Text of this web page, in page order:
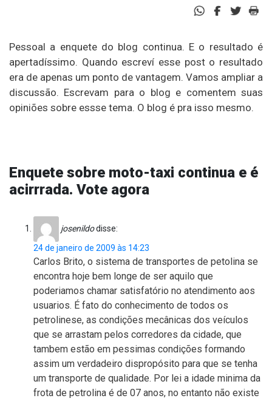
Pessoal a enquete do blog continua. E o resultado é
apertadíssimo. Quando escreví esse post o resultado
era de apenas um ponto de vantagem. Vamos ampliar a
discussão. Escrevam para o blog e comentem suas
opiniões sobre essse tema. O blog é pra isso mesmo.
Enquete sobre moto-taxi continua e é
acirrrada. Vote agora
josenildodisse:
24 de janeiro de 2009 às 14:23
Carlos Brito, o sistema de transportes de petolina se
encontra hoje bem longe de ser aquilo que
poderiamos chamar satisfatório no atendimento aos
usuarios. É fato do conhecimento de todos os
petrolinese, as condições mecânicas dos veículos
que se arrastam pelos corredores da cidade, que
tambem estão em pessimas condições formando
assim um verdadeiro dispropósito para que se tenha
um transporte de qualidade. Por lei a idade minima da
frota de petrolina é de 07 anos, no entanto não existe